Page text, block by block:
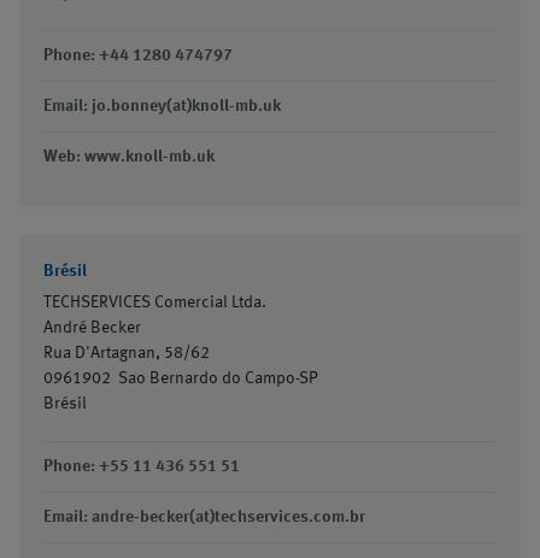
Phone: +44 1280 474797
Email: jo.bonney(at)knoll-mb.uk
Web: www.knoll-mb.uk
Brésil
TECHSERVICES Comercial Ltda.
André Becker
Rua D'Artagnan, 58/62
0961902 Sao Bernardo do Campo-SP
Brésil
Phone: +55 11 436 551 51
Email: andre-becker(at)techservices.com.br